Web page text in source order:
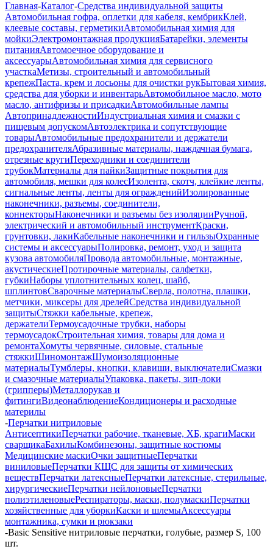
Главная-Каталог-Средства индивидуальной защиты
Автомобильная гофра, оплетки для кабеля, кембрикКлей,
клеевые составы, герметикиАвтомобильная химия для
мойкиЭлектромонтажная продукцияБатарейки, элементы
питанияАвтомоечное оборудование и
аксессуарыАвтомобильная химия для сервисного
участкаМетизы, строительный и автомобильный
крепежПаста, крем и лосьоны для очистки рукБытовая химия,
средства для уборки и инвентарьАвтомобильное масло, мото
масло, антифризы и присадкиАвтомобильные лампы
АвтопринадлежностиИндустриальная химия и смазки с
пищевым допускомАвтоэлектрика и сопутствующие
товарыАвтомобильные предохранители и держатели
предохранителяАбразивные материалы, наждачная бумага,
отрезные кругиПереходники и соединители
трубокМатериалы для пайкиЗащитные покрытия для
автомобиля, мешки для колесИзолента, скотч, клейкие ленты,
сигнальные ленты, ленты для огражденийИзолированные
наконечники, разъемы, соединители,
коннекторыНаконечники и разъемы без изоляцииРучной,
электрический и автомобильный инструментКраски,
грунтовки, лакиКабельные наконечники и гильзыОхранные
системы и аксессуарыПолировка, ремонт, уход и защита
кузова автомобиляПровода автомобильные, монтажные,
акустическиеПротирочные материалы, салфетки,
губкиНаборы уплотнительных колец, шайб,
шплинтовСварочные материалыСверла, полотна, плашки,
метчики, миксеры для дрелейСредства индивидуальной
защитыСтяжки кабельные, крепеж,
держателиТермоусадочные трубки, наборы
термоусадокСтроительная химия, товары для дома и
ремонтаХомуты червячные, силовые, стальные
стяжкиШиномонтажШумоизоляционные
материалыТумблеры, кнопки, клавиши, выключателиСмазки
и смазочные материалыУпаковка, пакеты, зип-локи
(грипперы)Металлорукав и
фитингиВидеонаблюдениеКондиционеры и расходные
материлы
-Перчатки нитриловые
АнтисептикиПерчатки рабочие, тканевые, ХБ, крагиМаски
сварщикаБахилыКомбинезоны, защитные костюмы
Медицинские маскиОчки защитныеПерчатки
виниловыеПерчатки КЩС для защиты от химических
веществПерчатки латексныеПерчатки латексные, стерильные,
хирургическиеПерчатки нейлоновыеПерчатки
полиэтиленовыеРеспираторы, маски, полумаскиПерчатки
хозяйственные для уборкиКаски и шлемыАксессуары
монтажника, сумки и рюкзаки
-Basic Sensitive нитриловые перчатки, голубые, размер S, 100
шт.